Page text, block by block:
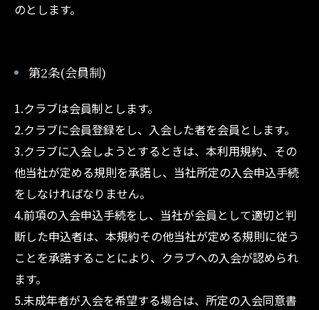
のとします。
第2条(会員制)
1.クラブは会員制とします。
2.クラブに会員登録をし、入会した者を会員とします。
3.クラブに入会しようとするときは、本利用規約、その
他当社が定める規則を承諾し、当社所定の入会申込手続
をしなければなりません。
4.前項の入会申込手続をし、当社が会員として適切と判
断した申込者は、本規約その他当社が定める規則に従う
ことを承諾することにより、クラブへの入会が認められ
ます。
5.未成年者が入会を希望する場合は、所定の入会同意書